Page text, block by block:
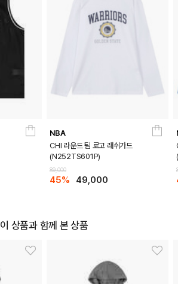
BLACK
PRODUCT VIEW
NBA
CHI 라운드 팀 로고 래쉬가드
(N252TS601P)
89,000
45% 49,000
이 상품과 함께 본 상품